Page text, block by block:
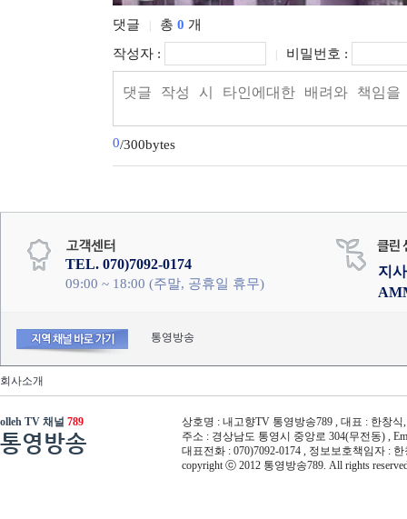
댓글 총 0 개
작성자 :
비밀번호 :
0/300bytes
TEL. 070)7092-0174
09:00 ~ 18:00 (주말, 공휴일 휴무)
지
통영방송
회사소개
olleh TV 채널 789
통영방송
상호명 : 내고향TV 통영방송789 , 대표 : 한창식
주소 : 경상남도 통영시 중앙로 304(무전동) ,
대표전화 : 070)7092-0174 , 정보보호책임자 :
copyright ⓒ 2012 통영방송789. All rights